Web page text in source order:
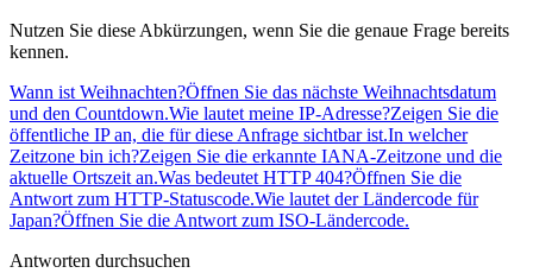
Nutzen Sie diese Abkürzungen, wenn Sie die genaue Frage bereits
kennen.
Wann ist Weihnachten?Öffnen Sie das nächste Weihnachtsdatum
und den Countdown.Wie lautet meine IP-Adresse?Zeigen Sie die
öffentliche IP an, die für diese Anfrage sichtbar ist.In welcher
Zeitzone bin ich?Zeigen Sie die erkannte IANA-Zeitzone und die
aktuelle Ortszeit an.Was bedeutet HTTP 404?Öffnen Sie die
Antwort zum HTTP-Statuscode.Wie lautet der Ländercode für
Japan?Öffnen Sie die Antwort zum ISO-Ländercode.
Antworten durchsuchen